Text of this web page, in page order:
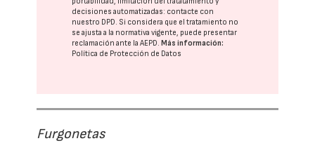
decisiones automatizadas: contacte con
nuestro DPD. Si considera que el tratamiento no
se ajusta a la normativa vigente, puede presentar
reclamación ante laAEPD.Más información:
Política de Protección de Datos
Furgonetas